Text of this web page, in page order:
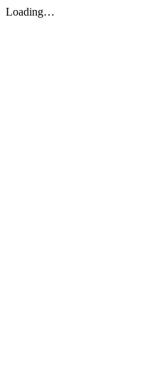
Loading…